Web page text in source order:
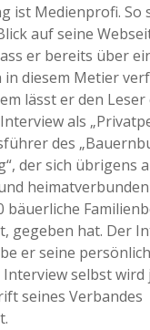
ist Medienprofi. So
auf seine
er bereits über
diesem Metier
lässt er den
als
des
der sich übrigens
bäuerliche
gegeben hat. Der
er seine
Interview selbst
seines Verbandes